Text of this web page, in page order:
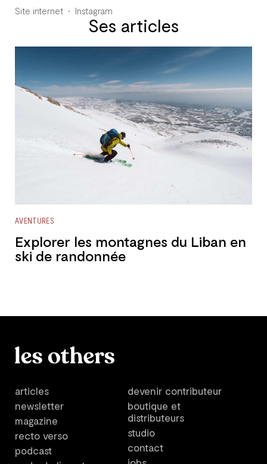
Site internet Instagram
Ses articles
AVENTURES
Explorer les montagnes du Liban en
ski de randonnée
articles
newsletter
magazine
recto verso
podcast
devenir contributeur
boutique et
distributeurs
studio
contact